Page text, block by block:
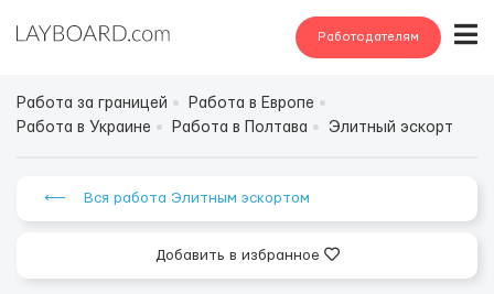
Работодателям
Работа за границей
Работа в Европе
Работа в Украине
Работа в Полтава Элитный эскорт
⟵ Вся работа Элитным эскортом
Добавить в избранное